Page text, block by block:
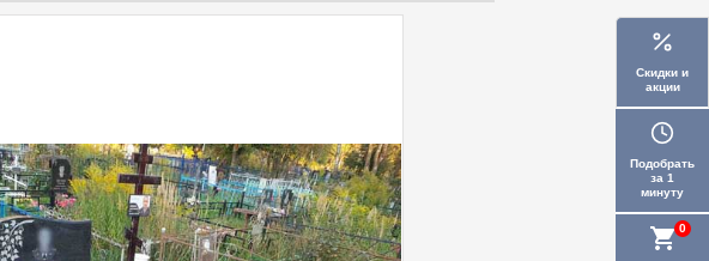
Скидки и
акции
Подобрать
за 1
минуту
0